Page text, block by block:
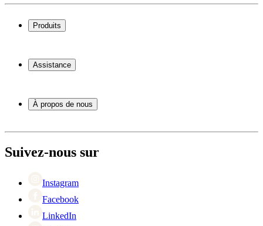
Produits
Casier á vin
Meubles à vin
Assistance
Paiement
Expédition
+44 3308 081634
À propos de nous
Black Friday
Singles Day
Suivez-nous sur
Instagram
Facebook
LinkedIn